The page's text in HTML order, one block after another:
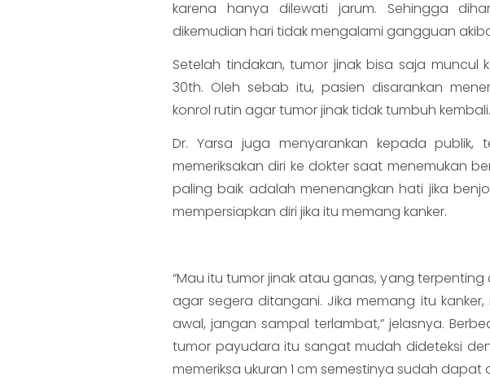
karena hanya dilewati jarum. Sehingga
dikemudian hari tidak mengalami gangguan
Setelah tindakan, tumor jinak bisa saja muncul
30th. Oleh sebab itu, pasien disarankan
konrol rutin agar tumor jinak tidak tumbuh kembali.
Dr. Yarsa juga menyarankan kepada publik,
memeriksakan diri ke dokter saat menemukan
paling baik adalah menenangkan hati jika
mempersiapkan diri jika itu memang kanker.
“Mau itu tumor jinak atau ganas, yang
agar segera ditangani. Jika memang itu
awal, jangan sampal terlambat,” jelasnya.
tumor payudara itu sangat mudah dideteksi
memeriksa ukuran 1 cm semestinya sudah dapat